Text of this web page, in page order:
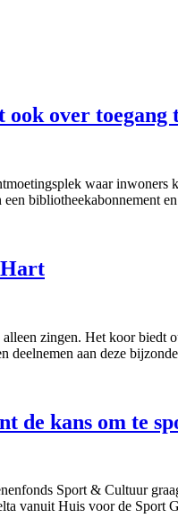
over
waar
bibliotheekabonnement
zingen. Het koor
aan deze
kans om te
Sport & Cultuur
vanuit Huis voor de